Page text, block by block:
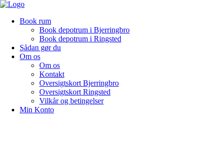
Videre
indholdBook rum
Book depotrum i Bjerringbro
Book depotrum i Ringsted
Sådan gør du
Om os
Om os
Kontakt
Oversigtskort Bjerringbro
Oversigtskort Ringsted
Vilkår og betingelser
Min Konto